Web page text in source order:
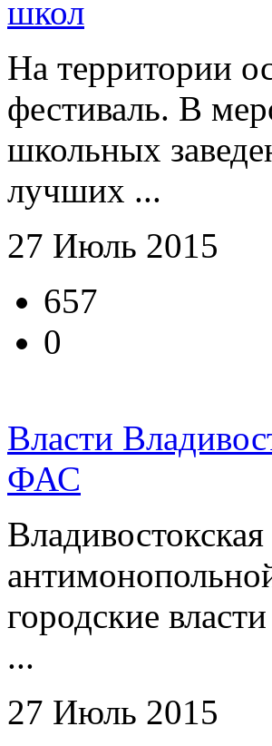
школ
На территории
фестиваль. В
школьных
лучших ...
27 Июль 2015
657
0
Власти
ФАС
городские
...
27 Июль 2015